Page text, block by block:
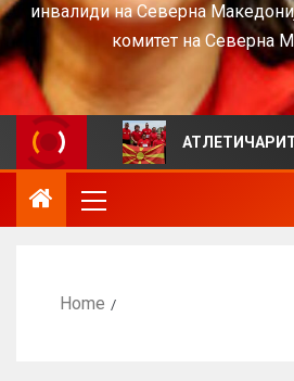
инвалиди на Северна
комитет на Северна
АТЛЕТИЧАРИТЕ
Home